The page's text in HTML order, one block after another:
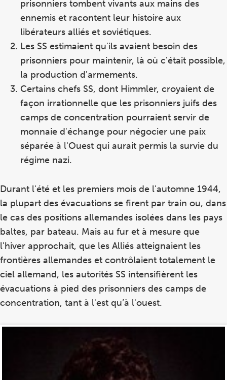
prisonniers tombent vivants aux mains des
ennemis et racontent leur histoire aux
libérateurs alliés et soviétiques.
Les SS estimaient qu'ils avaient besoin des
prisonniers pour maintenir, là où c'était possible,
la production d'armements.
Certains chefs SS, dont Himmler, croyaient de
façon irrationnelle que les prisonniers juifs des
camps de concentration pourraient servir de
monnaie d'échange pour négocier une paix
séparée à l'Ouest qui aurait permis la survie du
régime nazi.
Durant l'été et les premiers mois de l'automne 1944,
la plupart des évacuations se firent par train ou, dans
le cas des positions allemandes isolées dans les pays
baltes, par bateau. Mais au fur et à mesure que
l'hiver approchait, que les Alliés atteignaient les
frontières allemandes et contrôlaient totalement le
ciel allemand, les autorités SS intensifièrent les
évacuations à pied des prisonniers des camps de
concentration, tant à l'est qu’à l'ouest.